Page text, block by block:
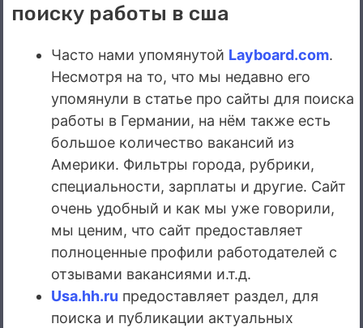
поиску работы в сша
Часто нами упомянутой Layboard.com.
Несмотря на то, что мы недавно его
упомянули в статье про сайты для поиска
работы в Германии, на нём также есть
большое количество вакансий из
Америки. Фильтры города, рубрики,
специальности, зарплаты и другие. Сайт
очень удобный и как мы уже говорили,
мы ценим, что сайт предоставляет
полноценные профили работодателей с
отзывами вакансиями и.т.д.
Usa.hh.ru предоставляет раздел, для
поиска и публикации актуальных